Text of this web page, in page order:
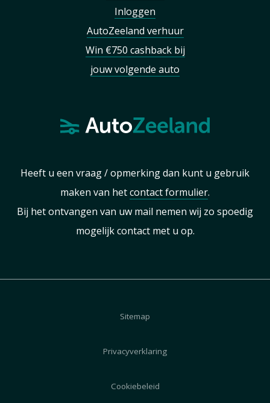
Inloggen
AutoZeeland verhuur
Win €750 cashback bij
jouw volgende auto
Heeft u een vraag / opmerking dan kunt u gebruik
maken van hetcontact formulier.
Bij het ontvangen van uw mail nemen wij zo spoedig
mogelijk contact met u op.
Sitemap
Privacyverklaring
Cookiebeleid